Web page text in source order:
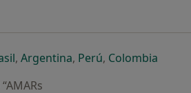
separador
num novo separador
abre num novo separador
, Argentinaabre num novo
, Perúabre num novo
, Colombiaabre